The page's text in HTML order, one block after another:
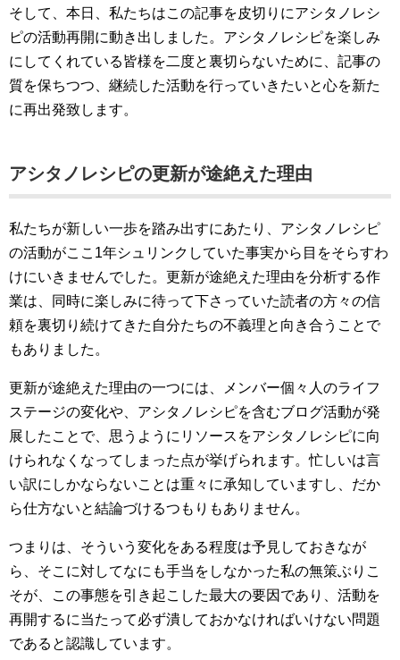
そして、本日、私たちはこの記事を皮切りにアシタノレシ
ピの活動再開に動き出しました。アシタノレシピを楽しみ
にしてくれている皆様を二度と裏切らないために、記事の
質を保ちつつ、継続した活動を行っていきたいと心を新た
に再出発致します。
アシタノレシピの更新が途絶えた理由
私たちが新しい一歩を踏み出すにあたり、アシタノレシピ
の活動がここ1年シュリンクしていた事実から目をそらすわ
けにいきませんでした。更新が途絶えた理由を分析する作
業は、同時に楽しみに待って下さっていた読者の方々の信
頼を裏切り続けてきた自分たちの不義理と向き合うことで
もありました。
更新が途絶えた理由の一つには、メンバー個々人のライフ
ステージの変化や、アシタノレシピを含むブログ活動が発
展したことで、思うようにリソースをアシタノレシピに向
けられなくなってしまった点が挙げられます。忙しいは言
い訳にしかならないことは重々に承知していますし、だか
ら仕方ないと結論づけるつもりもありません。
つまりは、そういう変化をある程度は予見しておきなが
ら、そこに対してなにも手当をしなかった私の無策ぶりこ
そが、この事態を引き起こした最大の要因であり、活動を
再開するに当たって必ず潰しておかなければいけない問題
であると認識しています。